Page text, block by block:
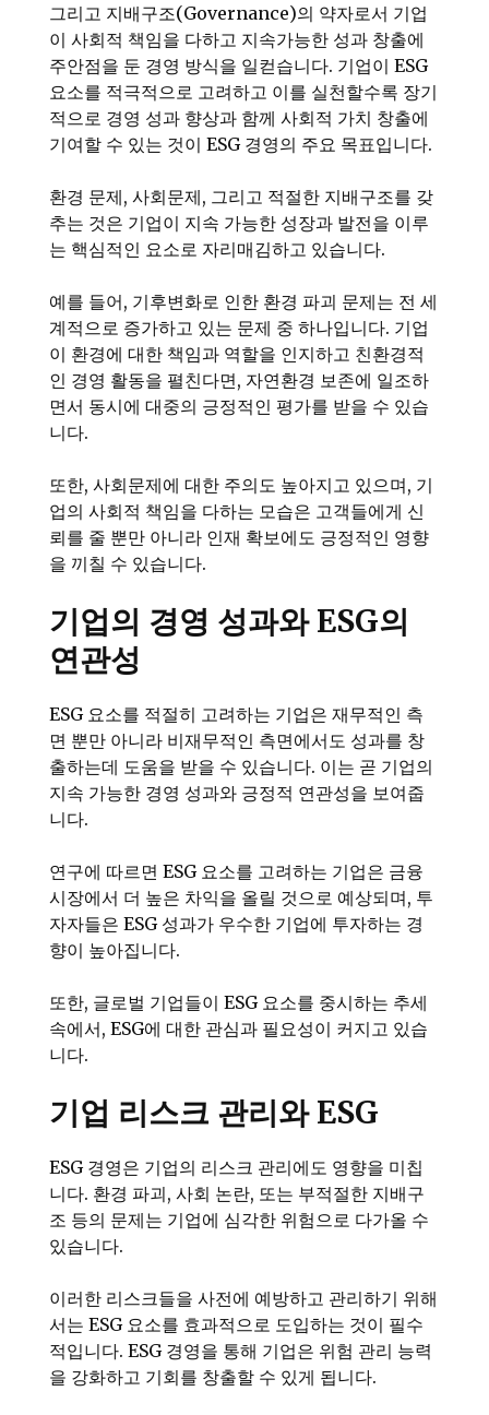
그리고 지배구조(Governance)의 약자로서 기업
이 사회적 책임을 다하고 지속가능한 성과 창출에
주안점을 둔 경영 방식을 일컫습니다. 기업이 ESG
요소를 적극적으로 고려하고 이를 실천할수록 장기
적으로 경영 성과 향상과 함께 사회적 가치 창출에
기여할 수 있는 것이 ESG 경영의 주요 목표입니다.
환경 문제, 사회문제, 그리고 적절한 지배구조를 갖
추는 것은 기업이 지속 가능한 성장과 발전을 이루
는 핵심적인 요소로 자리매김하고 있습니다.
예를 들어, 기후변화로 인한 환경 파괴 문제는 전 세
계적으로 증가하고 있는 문제 중 하나입니다. 기업
이 환경에 대한 책임과 역할을 인지하고 친환경적
인 경영 활동을 펼친다면, 자연환경 보존에 일조하
면서 동시에 대중의 긍정적인 평가를 받을 수 있습
니다.
또한, 사회문제에 대한 주의도 높아지고 있으며, 기
업의 사회적 책임을 다하는 모습은 고객들에게 신
뢰를 줄 뿐만 아니라 인재 확보에도 긍정적인 영향
을 끼칠 수 있습니다.
기업의 경영 성과와 ESG의
연관성
ESG 요소를 적절히 고려하는 기업은 재무적인 측
면 뿐만 아니라 비재무적인 측면에서도 성과를 창
출하는데 도움을 받을 수 있습니다. 이는 곧 기업의
지속 가능한 경영 성과와 긍정적 연관성을 보여줍
니다.
연구에 따르면 ESG 요소를 고려하는 기업은 금융
시장에서 더 높은 차익을 올릴 것으로 예상되며, 투
자자들은 ESG 성과가 우수한 기업에 투자하는 경
향이 높아집니다.
또한, 글로벌 기업들이 ESG 요소를 중시하는 추세
속에서, ESG에 대한 관심과 필요성이 커지고 있습
니다.
기업 리스크 관리와 ESG
ESG 경영은 기업의 리스크 관리에도 영향을 미칩
니다. 환경 파괴, 사회 논란, 또는 부적절한 지배구
조 등의 문제는 기업에 심각한 위험으로 다가올 수
있습니다.
이러한 리스크들을 사전에 예방하고 관리하기 위해
서는 ESG 요소를 효과적으로 도입하는 것이 필수
적입니다. ESG 경영을 통해 기업은 위험 관리 능력
을 강화하고 기회를 창출할 수 있게 됩니다.